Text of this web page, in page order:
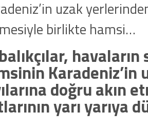
uzak
birlikte hamsi…
havaların
Karadeniz’in
doğru akın
yarı yarıya